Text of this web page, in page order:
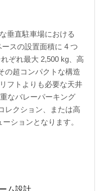
垂直駐車場における
スの設置面積に 4 つ
ぞれ最大 2,500 kg、高
の超コンパクトな構造
フトよりも必要な天井
なバレーパーキング
レクション、または高
ションとなります。
ム設計